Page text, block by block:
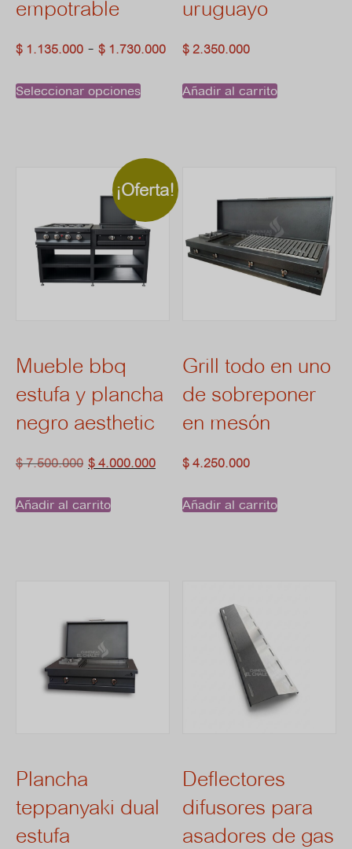
empotrable
$ 1.135.000 - $ 1.730.000Rango
precios:
$ 1.135.000
hasta
$ 1.730.000
Seleccionar opcionesEste
tiene
múltiples
variantes.
Las
pueden
elegir
en
la
página
uruguayo
$ 2.350.000
Añadir al carrito
¡Oferta!
Mueble bbq
estufa y plancha
negro aesthetic
$7.500.000 El
original
$ 4.000.000El
actual
Añadir al carrito
Grill todo en uno
de sobreponer
en mesón
$ 4.250.000
Añadir al carrito
Plancha
teppanyaki dual
estufa
Deflectores
difusores para
asadores de gas